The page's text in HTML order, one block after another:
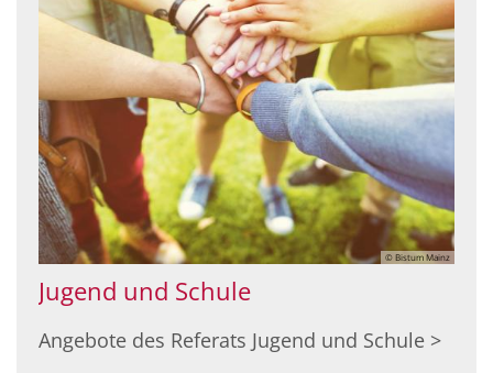
© Bistum Mainz
Jugend und Schule
Angebote des Referats Jugend und Schule >